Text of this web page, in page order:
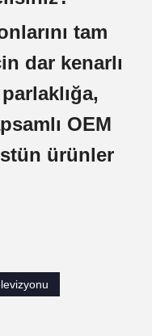
tam
dar kenarlı
OEM
ürünler